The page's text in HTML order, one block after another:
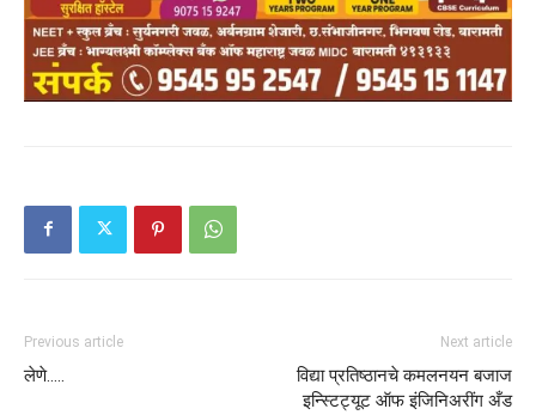
Previous article
लेणे…..
Next article
विद्या प्रतिष्ठानचे कमलनयन बजाज
इन्स्टिट्यूट ऑफ इंजिनिअरींग अँड